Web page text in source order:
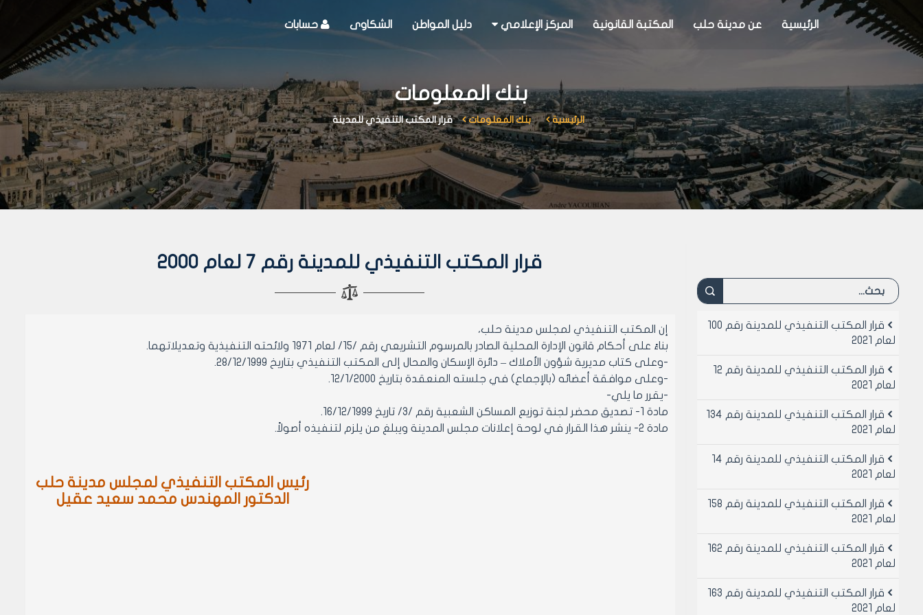
الرئيسية عن مدينة حلب المكتبة القانونية المركز الإعلامي دليل المواطن الشكاوى حسابات
بنك المعلومات
الرئيسية بنك المعلومات قرار المكتب التنفيذي للمدينة
قرار المكتب التنفيذي للمدينة رقم 7 لعام 2000
إن المكتب التنفيذي لمجلس مدينة حلب،
بناءً على أحكام قانون الإدارة المحلية الصادر بالمرسوم التشريعي رقم /15/ لعام 1971 ولائحته التنفيذية وتعديلاتهما.
-وعلى كتاب مديرية شؤون الأملاك – دائرة الإسكان والمحال إلى المكتب التنفيذي بتاريخ 28/12/1999.
-وعلى موافقة أعضائه (بالإجماع) في جلسته المنعقدة بتاريخ 12/1/2000.
-يقرر ما يلي-
مادة 1- تصديق محضر لجنة توزيع المساكن الشعبية رقم /3/ تاريخ 16/12/1999.
مادة 2- ينشر هذا القرار في لوحة إعلانات مجلس المدينة ويبلغ من يلزم لتنفيذه أصولاً.
رئيس المكتب التنفيذي لمجلس مدينة حلب
الدكتور المهندس محمد سعيد عقيل
قرار المكتب التنفيذي للمدينة رقم 100
لعام 2021
قرار المكتب التنفيذي للمدينة رقم 12
لعام 2021
قرار المكتب التنفيذي للمدينة رقم 134
لعام 2021
قرار المكتب التنفيذي للمدينة رقم 14
لعام 2021
قرار المكتب التنفيذي للمدينة رقم 158
لعام 2021
قرار المكتب التنفيذي للمدينة رقم 162
لعام 2021
قرار المكتب التنفيذي للمدينة رقم 163
لعام 2021